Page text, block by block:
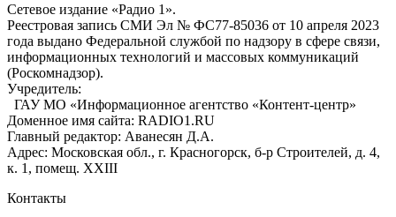
Сетевое издание «Радио 1».
Реестровая запись СМИ Эл № ФС77-85036 от 10 апреля 2023
года выдано Федеральной службой по надзору в сфере связи,
информационных технологий и массовых коммуникаций
(Роскомнадзор).
Учредитель:
ГАУ МО «Информационное агентство «Контент-центр»
Доменное имя сайта: RADIO1.RU
Главный редактор: Аванесян Д.А.
Адрес: Московская обл., г. Красногорск, б-р Строителей, д. 4,
к. 1, помещ. XXIII
Контакты